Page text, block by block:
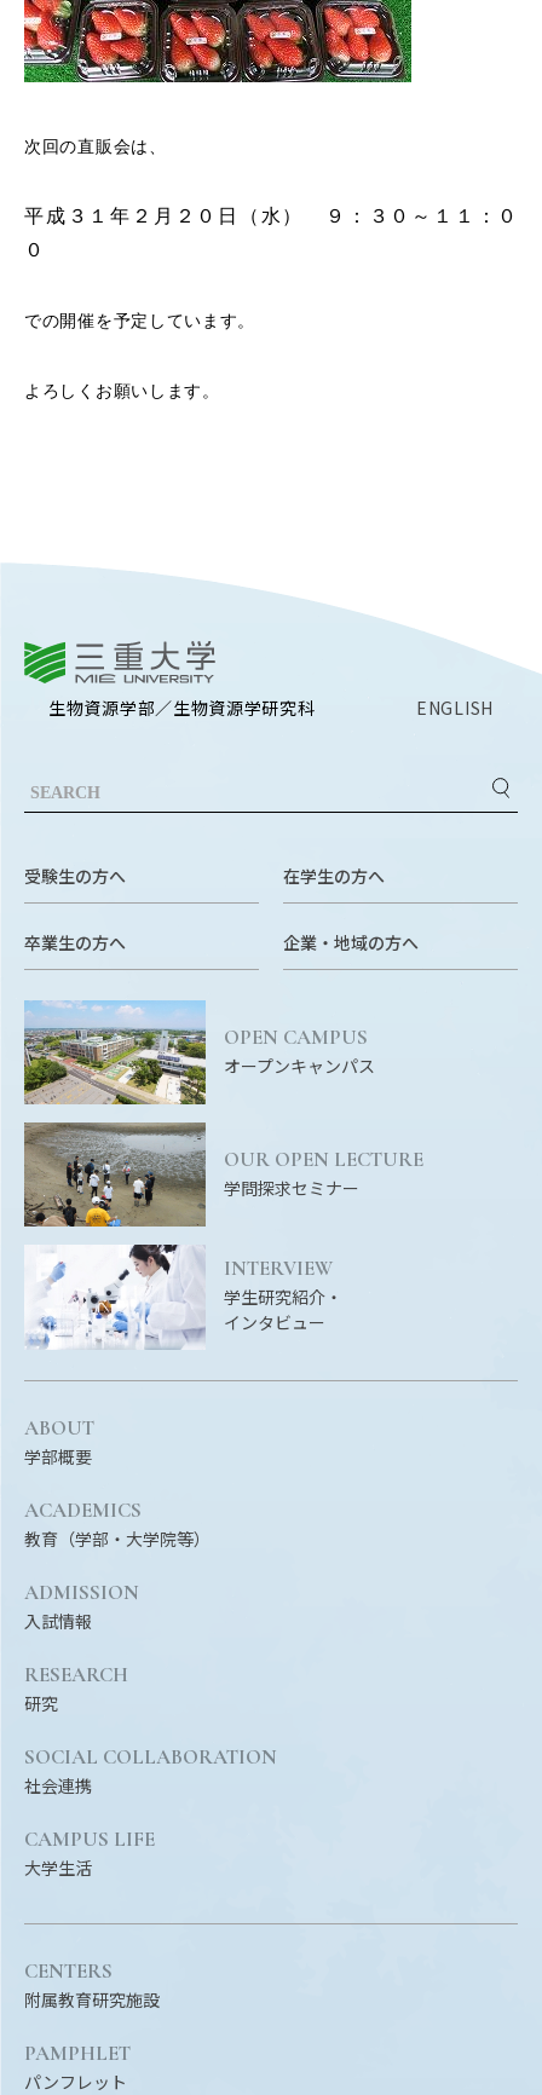
〒514-8507 三重県津市栗真町屋町1577
お問い合わせ
キャンパスマップ
Facebook
教職
SOCIAL
社会連携
CENTERS
PAMPHLET
FACULTY
生物資源学研究科紀要
ANPIC
ANPIC安否情報システム
次回の直販会は、
平成３１年２月２０日（水） ９：３０～１１：０
０
での開催を予定しています。
よろしくお願いします。
生物資源学部／生物資源学研究科 ENGLISH
受験生の方へ 在学生の方へ
卒業生の方へ 企業・地域の方へ
OPEN CAMPUS
オープンキャンパス
OUR OPEN LECTURE
学問探求セミナー
INTERVIEW
学生研究紹介・
インタビュー
ABOUT
学部概要
ACADEMICS
教育（学部・大学院等）
ADMISSION
入試情報
RESEARCH
研究
SOCIAL COLLABORATION
社会連携
CAMPUS LIFE
大学生活
CENTERS
附属教育研究施設
PAMPHLET
パンフレット